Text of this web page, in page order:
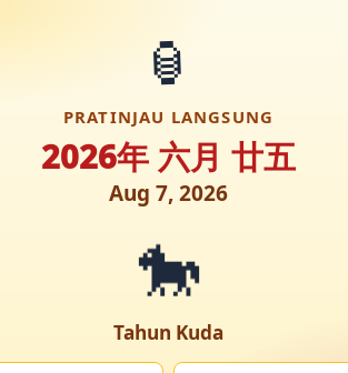
🏮
PRATINJAU LANGSUNG
2026年 六月 廿五
Aug 7, 2026
🐎
Tahun Kuda